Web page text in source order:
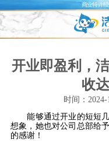
商业特许经
开业即盈利，
收
时间：2024-
能够通过开业的短短几
想象，她也对公司总部给
的感谢！